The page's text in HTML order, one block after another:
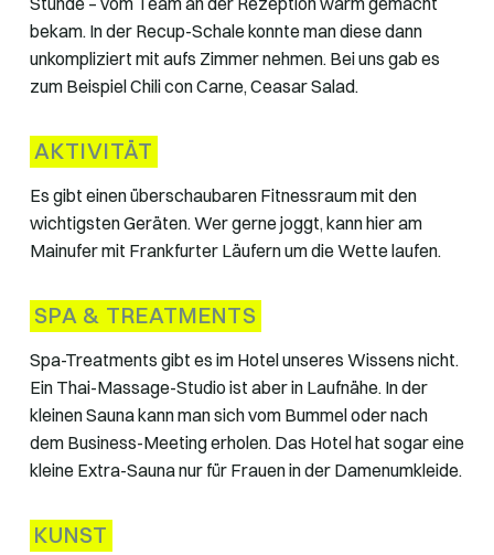
bekam. In der Recup-Schale konnte man diese dann
unkompliziert mit aufs Zimmer nehmen. Bei uns gab es
zum Beispiel Chili con Carne, Ceasar Salad.
AKTIVITÄT
Es gibt einen überschaubaren Fitnessraum mit den
wichtigsten Geräten. Wer gerne joggt, kann hier am
Mainufer mit Frankfurter Läufern um die Wette laufen.
SPA & TREATMENTS
Spa-Treatments gibt es im Hotel unseres Wissens nicht.
Ein Thai-Massage-Studio ist aber in Laufnähe. In der
kleinen Sauna kann man sich vom Bummel oder nach
dem Business-Meeting erholen. Das Hotel hat sogar eine
kleine Extra-Sauna nur für Frauen in der Damenumkleide.
KUNST